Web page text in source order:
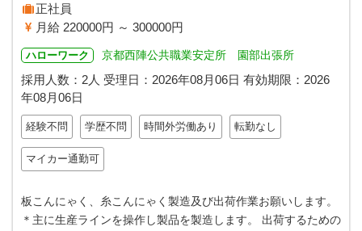
正社員
月給 220000円 ～ 300000円
ハローワーク 京都西陣公共職業安定所 園部出張所
採用人数：2人 受理日： 2026年08月06日 有効期限： 2026
年08月06日
経験不問 学歴不問 時間外労働あり 転勤なし
マイカー通勤可
板こんにゃく、糸こんにゃく製造及び出荷作業お願いします。
＊主に生産ラインを操作し製品を製造します。 出荷するための